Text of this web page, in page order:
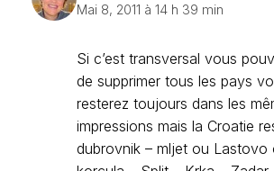
Mai 8, 2011 à 14 h 39 min
Si c’est transversal vous
de supprimer tous les pays
resterez toujours dans les
impressions mais la Croatie
dubrovnik – mljet ou Lastovo